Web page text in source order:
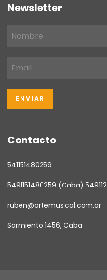
Newsletter
Contacto
541151480259
5491151480259 (Caba)
ruben@artemusical.com.ar
Sarmiento 1456, Caba